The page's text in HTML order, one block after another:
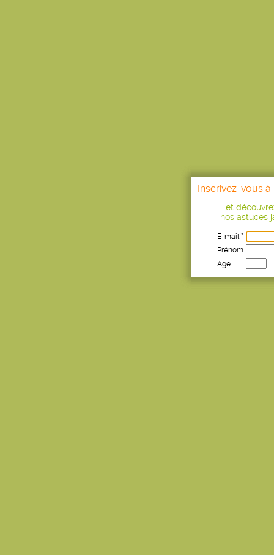
Inscrivez-vous
...et
nos astuces
E-mail *
Prénom
Age